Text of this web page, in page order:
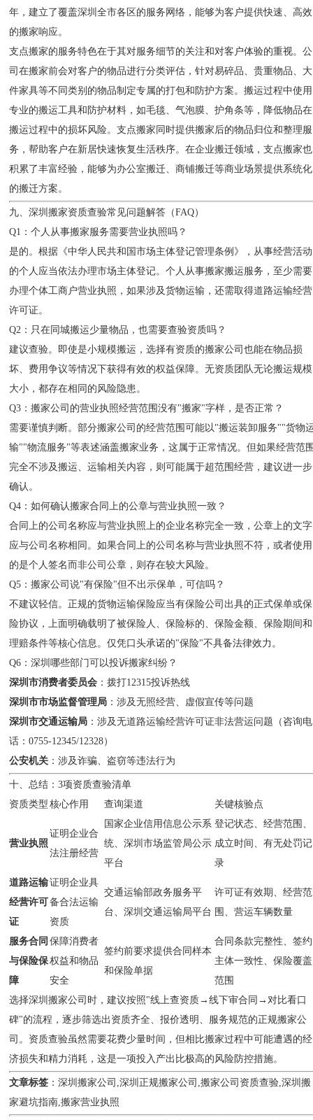
年，建立了覆盖深圳全市各区的服务网络，能够为客户提供快速、高效
的搬家响应。
支点搬家的服务特色在于其对服务细节的关注和对客户体验的重视。公
司在搬家前会对客户的物品进行分类评估，针对易碎品、贵重物品、大
件家具等不同类别的物品制定专属的打包和防护方案。搬运过程中使用
专业的搬运工具和防护材料，如毛毯、气泡膜、护角条等，降低物品在
搬运过程中的损坏风险。支点搬家同时提供搬家后的物品归位和整理服
务，帮助客户在新居快速恢复生活秩序。在企业搬迁领域，支点搬家也
积累了丰富经验，能够为办公室搬迁、商铺搬迁等商业场景提供系统化
的搬迁方案。
九、深圳搬家资质查验常见问题解答（FAQ）
Q1：个人从事搬家服务需要营业执照吗？
是的。根据《中华人民共和国市场主体登记管理条例》，从事经营活动
的个人应当依法办理市场主体登记。个人从事搬家搬运服务，至少需要
办理个体工商户营业执照，如果涉及货物运输，还需取得道路运输经营
许可证。
Q2：只在同城搬运少量物品，也需要查验资质吗？
建议查验。即使是小规模搬运，选择有资质的搬家公司也能在物品损
坏、费用争议等情况下获得有效的权益保障。无资质团队无论搬运规模
大小，都存在相同的风险隐患。
Q3：搬家公司的营业执照经营范围没有"搬家"字样，是否正常？
需要谨慎判断。部分搬家公司的经营范围可能以"搬运装卸服务""货物
输""物流服务"等表述涵盖搬家业务，这属于正常情况。但如果经营范
完全不涉及搬运、运输相关内容，则可能属于超范围经营，建议进一步
确认。
Q4：如何确认搬家合同上的公章与营业执照一致？
合同上的公司名称应与营业执照上的企业名称完全一致，公章上的文字
应与公司名称相同。如果合同上的公司名称与营业执照不符，或者使用
的是个人签名而非公司公章，则存在较大风险。
Q5：搬家公司说"有保险"但不出示保单，可信吗？
不建议轻信。正规的货物运输保险应当有保险公司出具的正式保单或保
险协议，上面明确载明了被保险人、保险标的、保险金额、保险期间和
理赔条件等核心信息。仅凭口头承诺的"保险"不具备法律效力。
Q6：深圳哪些部门可以投诉搬家纠纷？
深圳市消费者委员会 ：拨打12315投诉热线
深圳市市场监督管理局 ：涉及无照经营、虚假宣传等问题
深圳市交通运输局 ：涉及无道路运输经营许可证非法营运问题（咨询电
话：0755-12345/12328）
公安机关 ：涉及诈骗、盗窃等违法行为
十、总结：3项资质查验清单
资质类型 核心作用 查询渠道 关键核验点
营业执照
证明企业合
法注册经营
国家企业信用信息公示系
统、深圳市场监管局公示
平台
登记状态、经营范围、
成立时间、有无处罚记
录
道路运输
经营许可
证
证明企业具
备合法运输
资质
交通运输部政务服务平
台、深圳交通运输局平台
许可证有效期、经营范
围、营运车辆数量
服务合同
与保险保
障
保障消费者
权益和物品
安全
签约前要求提供合同样本
和保险单据
合同条款完整性、签约
主体一致性、保险覆盖
范围
选择深圳搬家公司时，建议按照"线上查资质→线下审合同→对比看口
碑"的流程，逐步筛选出资质齐全、报价透明、服务规范的正规搬家公
司。资质查验虽然需要花费少量时间，但相比搬家过程中可能遭遇的经
济损失和精力消耗，这是一项投入产出比极高的风险防控措施。
文章标签 ：深圳搬家公司,深圳正规搬家公司,搬家公司资质查验,深圳搬
家避坑指南,搬家营业执照